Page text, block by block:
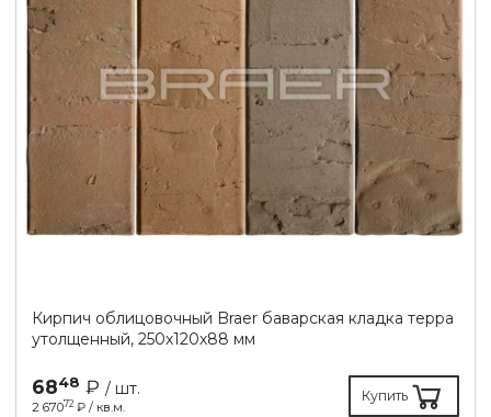
Кирпич облицовочный Braer баварская кладка терра
утолщенный, 250х120х88 мм
6848 ₽ / шт.
2 67072 ₽ / кв.м.
Купить